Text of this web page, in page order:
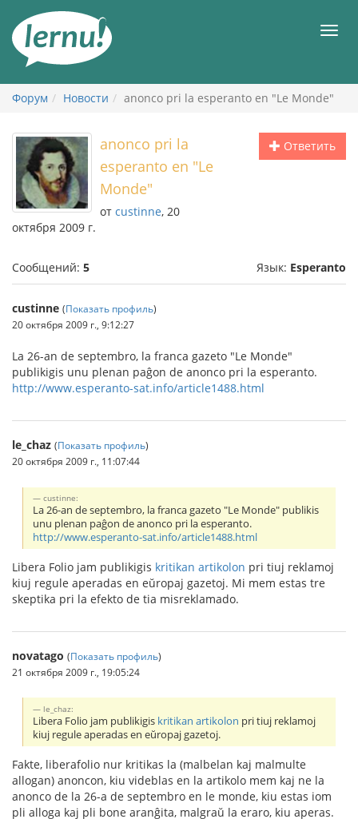
содержанию
Форум Новости anonco pri la esperanto en "Le Monde"
Ответить
anonco pri la
esperanto en "Le
Monde"
от custinne, 20
октября 2009 г.
Сообщений: 5 Язык: Esperanto
custinne (Показать профиль)
20 октября 2009 г., 9:12:27
La 26-an de septembro, la franca gazeto "Le Monde"
publikigis unu plenan paĝon de anonco pri la esperanto.
http://www.esperanto-sat.info/article1488.html
le_chaz (Показать профиль)
20 октября 2009 г., 11:07:44
custinne:
La 26-an de septembro, la franca gazeto "Le Monde" publikis
unu plenan paĝon de anonco pri la esperanto.
http://www.esperanto-sat.info/article1488.html
Libera Folio jam publikigis kritikan artikolon pri tiuj reklamoj
kiuj regule aperadas en eŭropaj gazetoj. Mi mem estas tre
skeptika pri la efekto de tia misreklamado.
novatago (Показать профиль)
21 октября 2009 г., 19:05:24
le_chaz:
Libera Folio jam publikigis kritikan artikolon pri tiuj reklamoj
kiuj regule aperadas en eŭropaj gazetoj.
Fakte, liberafolio nur kritikas la (malbelan kaj malmulte
allogan) anoncon, kiu videblas en la artikolo mem kaj ne la
anonco de la 26-a de septembro en le monde, kiu estas iom
pli alloga kaj pli bone aranĝita, malgraŭ la eraro, kiu aperas.